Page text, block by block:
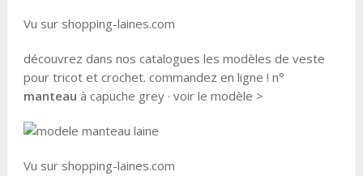
Vu sur shopping-laines.com
découvrez dans nos catalogues les modèles de veste
pour tricot et crochet. commandez en ligne ! n°
manteau à capuche grey · voir le modèle >
Vu sur shopping-laines.com